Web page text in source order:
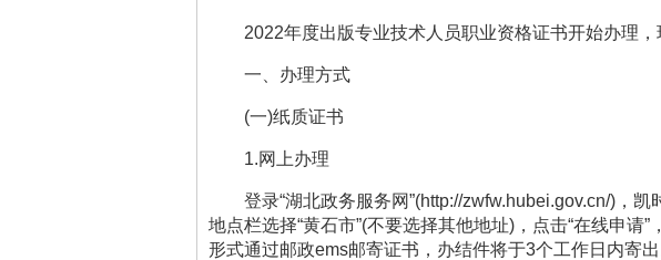
2022年度出版专业技术人员职业资格证书开始办理
一、办理方式
(一)纸质证书
1.网上办理
登录“湖北政务服务网”(http://zwfw.hubei.gov.cn/) ，凯
地点栏选择“黄石市”(不要选择其他地址) ，点击“在线申请”
形式通过邮政ems邮寄证书，办结件将于3个工作日内寄出